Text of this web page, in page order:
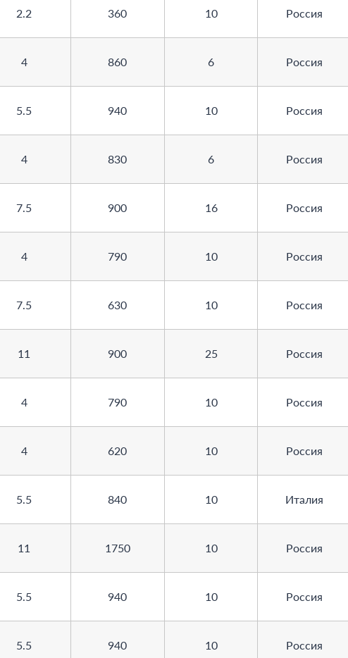
2.2 360 10 Россия
4 860 6 Россия
5.5 940 10 Россия
4 830 6 Россия
7.5 900 16 Россия
4 790 10 Россия
7.5 630 10 Россия
11 900 25 Россия
4 790 10 Россия
4 620 10 Россия
5.5 840 10 Италия
11 1750 10 Россия
5.5 940 10 Россия
5.5 940 10 Россия